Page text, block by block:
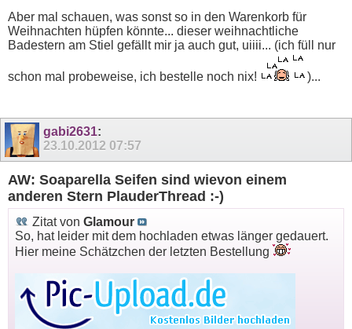
Aber mal schauen, was sonst so in den Warenkorb für
Weihnachten hüpfen könnte... dieser weihnachtliche
Badestern am Stiel gefällt mir ja auch gut, uiiii... (ich füll nur
schon mal probeweise, ich bestelle noch nix! )...
gabi2631:
23.10.2012 07:57
AW: Soaparella Seifen sind wievon einem
anderen Stern PlauderThread :-)
Zitat von Glamour
So, hat leider mit dem hochladen etwas länger gedauert.
Hier meine Schätzchen der letzten Bestellung